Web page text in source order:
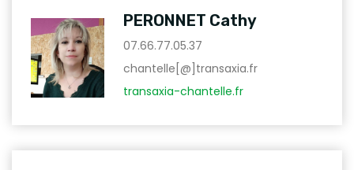
PERONNET Cathy
07.66.77.05.37
chantelle[@]transaxia.fr
transaxia-chantelle.fr